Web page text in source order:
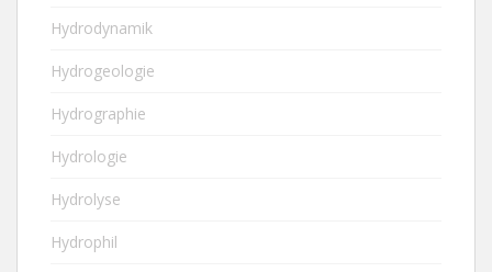
Hydrodynamik
Hydrogeologie
Hydrographie
Hydrologie
Hydrolyse
Hydrophil